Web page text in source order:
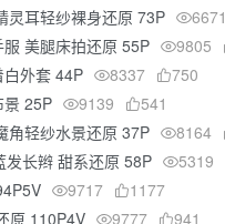
灵耳轻纱裸身还原 73P 6671
美腿床拍还原 55P 9805
外套 44P 8337
750
25P 9139
541
角轻纱水景还原 37P 8164
长辫 甜系还原 58P 5319
9717
1177
原 110P4V 9777
941